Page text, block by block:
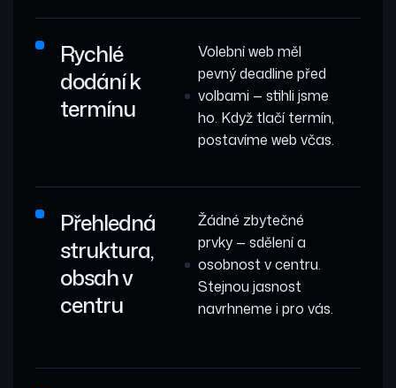
Rychlé
dodání k
termínu
Volební web měl
pevný deadline před
volbami — stihli jsme
ho. Když tlačí termín,
postavíme web včas.
Přehledná
struktura,
obsah v
centru
Žádné zbytečné
prvky — sdělení a
osobnost v centru.
Stejnou jasnost
navrhneme i pro vás.